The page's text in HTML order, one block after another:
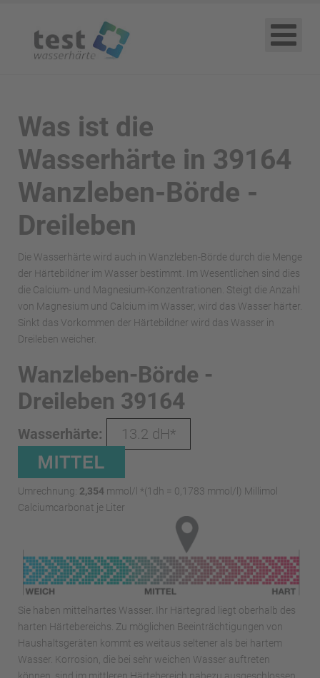
Was ist die
Wasserhärte in 39164
Wanzleben-Börde -
Dreileben
Die Wasserhärte wird auch in Wanzleben-Börde durch die Menge
der Härtebildner im Wasser bestimmt. Im Wesentlichen sind dies
die Calcium- und Magnesium-Konzentrationen. Steigt die Anzahl
von Magnesium und Calcium im Wasser, wird das Wasser härter.
Sinkt das Vorkommen der Härtebildner wird das Wasser in
Dreileben weicher.
Wanzleben-Börde -
Dreileben 39164
Wasserhärte: 13.2 dH*
Umrechnung: 2,354 mmol/l *(1dh = 0,1783 mmol/l) Millimol
Calciumcarbonat je Liter
Sie haben mittelhartes Wasser. Ihr Härtegrad liegt oberhalb des
harten Härtebereichs. Zu möglichen Beeinträchtigungen von
Haushaltsgeräten kommt es weitaus seltener als bei hartem
Wasser. Korrosion, die bei sehr weichen Wasser auftreten